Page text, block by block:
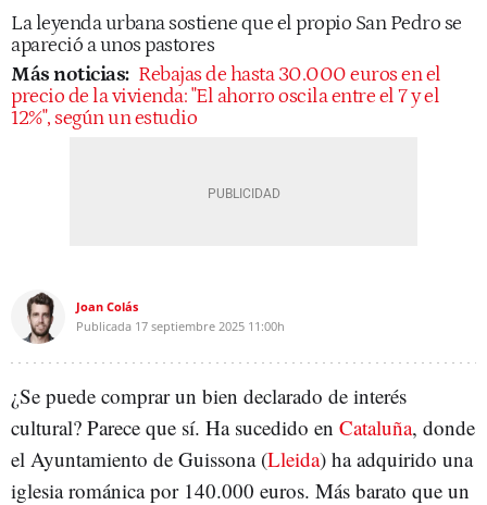
La leyenda urbana sostiene que el propio San Pedro se
apareció a unos pastores
Más noticias: Rebajas de hasta 30.000 euros en el
precio de la vivienda: "El ahorro oscila entre el 7 y el
12%", según un estudio
Joan Colás
Publicada 17 septiembre 2025 11:00h
¿Se puede comprar un bien declarado de interés
cultural? Parece que sí. Ha sucedido en Cataluña, donde
el Ayuntamiento de Guissona (Lleida) ha adquirido una
iglesia románica por 140.000 euros. Más barato que un